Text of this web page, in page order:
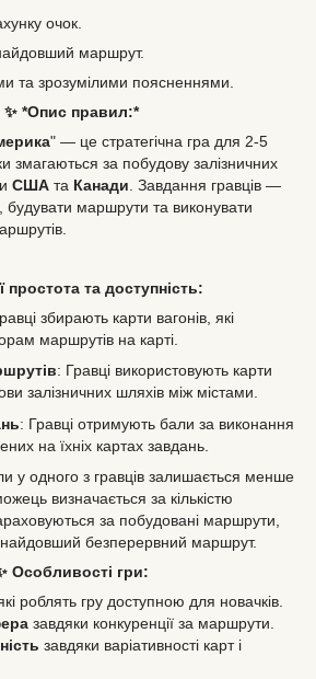
очок.
маршрут.
та зрозумілими поясненнями.
✨ *Опис правил:*
" — це стратегічна гра для 2-5
змагаються за побудову залізничних
США та Канади . Завдання гравців —
будувати маршрути та виконувати
простота та доступність:
збирають карти вагонів, які
маршрутів на карті.
: Гравці використовують карти
залізничних шляхів між містами.
: Гравці отримують бали за виконання
на їхніх картах завдань.
у одного з гравців залишається менше
визначається за кількістю
за побудовані маршрути,
найдовший безперервний маршрут.
Особливості гри:
які роблять гру доступною для новачків.
завдяки конкуренції за маршрути.
завдяки варіативності карт і